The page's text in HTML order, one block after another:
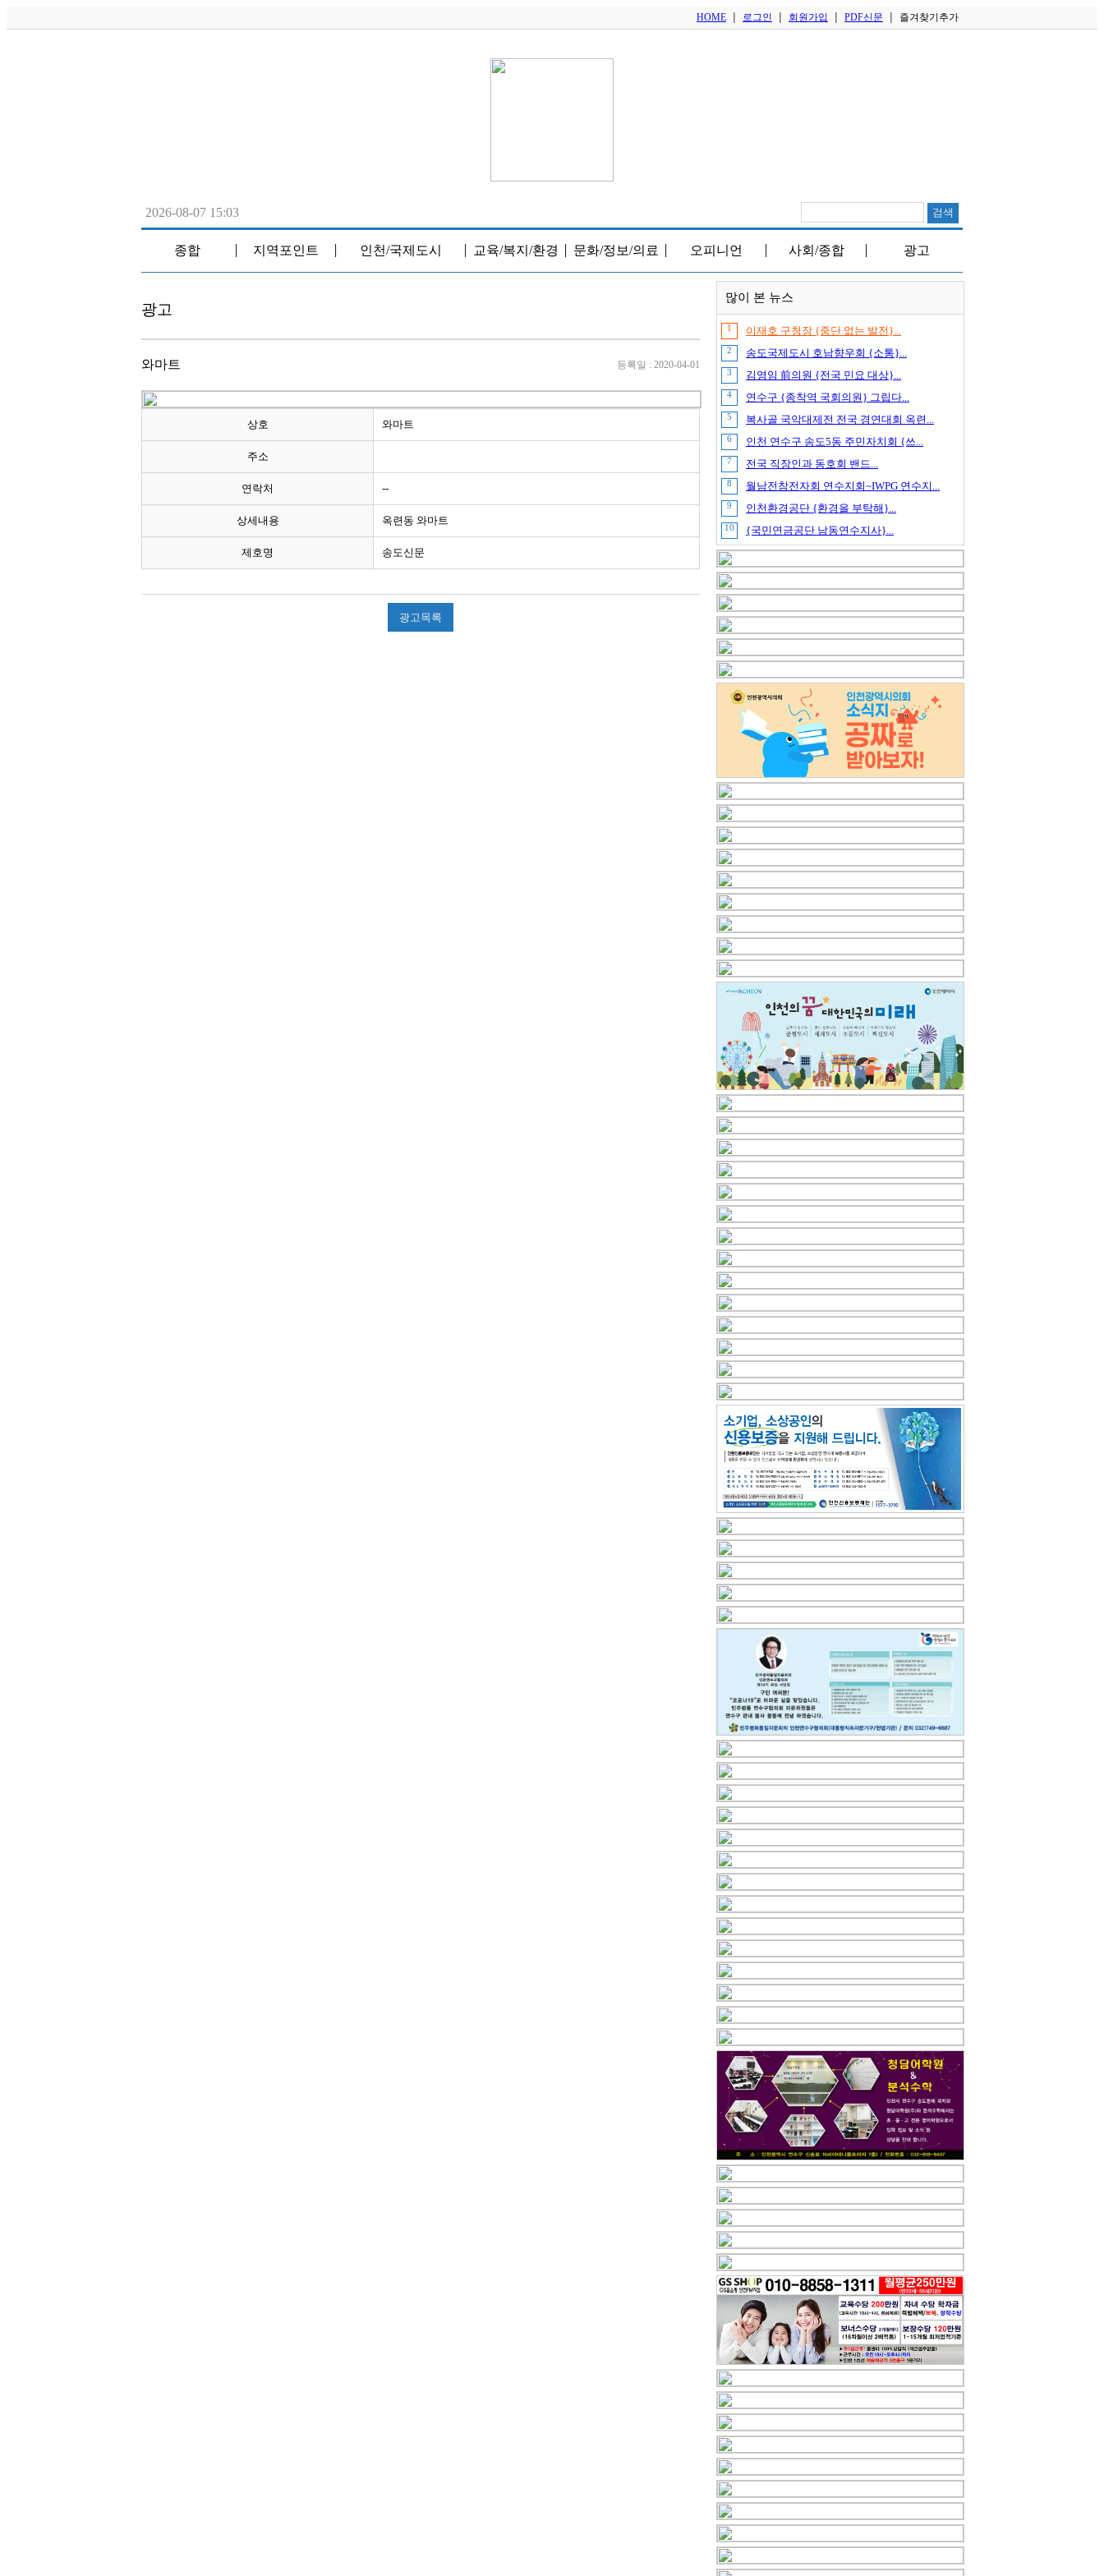
HOME 로그인 회원가입 PDF신문 즐겨찾기추가
2026-08-07 15:03
종합 지역포인트 인천/국제도시 교육/복지/환경 문화/정보/의료 오피니언 사회/종합 광고
광고
와마트 등록일 : 2020-04-01
상호 와마트
주소
연락처 --
상세내용 옥련동 와마트
제호명 송도신문
많이 본 뉴스
1 이재호 구청장 {중단 없는 발전}...
2 송도국제도시 호남향우회 {소통}...
3 김영임 前의원 {전국 민요 대상}...
4 연수구 {종착역 국회의원} 그립다...
5 복사골 국악대제전 전국 경연대회 옥련...
6 인천 연수구 송도5동 주민자치회 {쓰...
7 전국 직장인과 동호회 밴드...
8 월남전참전자회 연수지회~IWPG 연수지...
9 인천환경공단 {환경을 부탁해}...
10 {국민연금공단 남동연수지사}...